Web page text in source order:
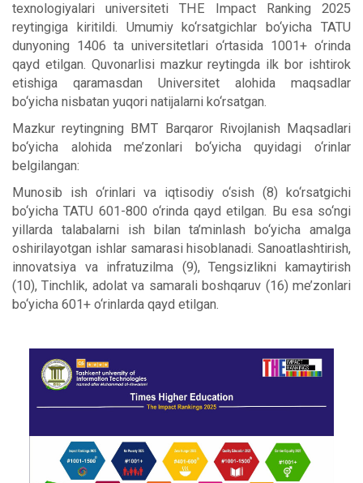
texnologiyalari universiteti THE Impact Ranking 2025
reytingiga kiritildi. Umumiy ko‘rsatgichlar bo‘yicha TATU
dunyoning 1406 ta universitetlari o‘rtasida 1001+ o‘rinda
qayd etilgan. Quvonarlisi mazkur reytingda ilk bor ishtirok
etishiga qaramasdan Universitet alohida maqsadlar
bo‘yicha nisbatan yuqori natijalarni ko‘rsatgan.
Mazkur reytingning BMT Barqaror Rivojlanish Maqsadlari
bo‘yicha alohida me’zonlari bo‘yicha quyidagi o‘rinlar
belgilangan:
Munosib ish o‘rinlari va iqtisodiy o‘sish (8) ko‘rsatgichi
bo‘yicha TATU 601-800 o‘rinda qayd etilgan. Bu esa so‘ngi
yillarda talabalarni ish bilan ta’minlash bo‘yicha amalga
oshirilayotgan ishlar samarasi hisoblanadi. Sanoatlashtirish,
innovatsiya va infratuzilma (9), Tengsizlikni kamaytirish
(10), Tinchlik, adolat va samarali boshqaruv (16) me’zonlari
bo‘yicha 601+ o‘rinlarda qayd etilgan.